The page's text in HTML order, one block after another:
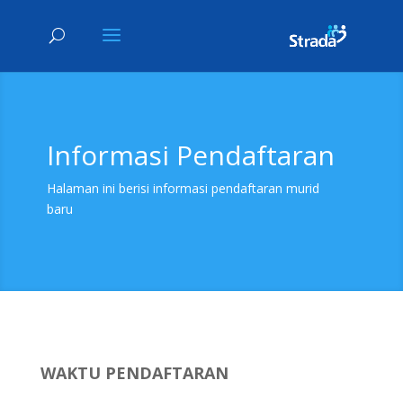
Informasi Pendaftaran
Halaman ini berisi informasi pendaftaran murid
baru
WAKTU PENDAFTARAN